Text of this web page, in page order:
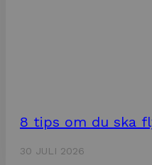
8 tips om du ska
30 JULI 2026